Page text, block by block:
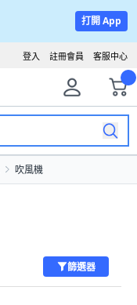
打開 App
客服中心
註冊會員
登入
吹風機
篩選器